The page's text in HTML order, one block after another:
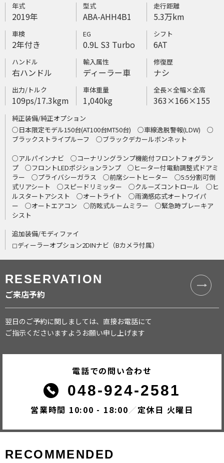
年式
2019年
型式
ABA-AHH4B1
走行距離
5.3万km
車検
2年付き
EG
0.9L S3 Turbo
シフト
6AT
ハンドル
右ハンドル
輸入属性
ディーラー車
修復歴
ナシ
出力/トルク
109ps/17.3kgm
車体重量
1,040kg
全長×全幅×全高
363×166×155
純正装備/純正オプション
○日本限定モデル150台(AT100台MT50台) ○車線逸脱警報(LDW) ○
ブラックストライプルーフ ○ブラックデカールボンネット
○アルパインナビ ○コーナリングランプ機能付フロントフォグラン
プ ○フロントLEDポジションランプ ○ヒーター付電動調整式ドアミ
ラー ○プライバシーガラス ○前席シートヒーター ○5:5分割可倒
式リアシート ○スピードリミッター ○クルーズコントロール ○ヒ
ルスタートアシスト ○オートライト ○雨滴感応式オートワイパ
ー ○オートエアコン ○防眩式ルームミラー ○緊急時ブレーキア
シスト
追加装備/モディファイ
◻︎ディーラーオプション2DINナビ（Bカメラ付属）
RESERVATION
ご来店予約
翌日のご予約に関しましては、直接お電話にて
ご指示くださいますようお願い申し上げます
電話での問い合わせ
048-924-2581
営業時間 10:00 - 18:00 ／定休日 火曜日
RECOMMENDED